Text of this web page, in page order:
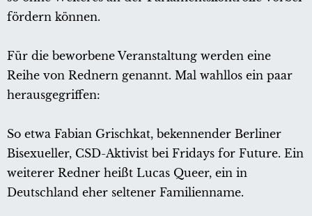
fördern können.
Für die beworbene Veranstaltung werden eine
Reihe von Rednern genannt. Mal wahllos ein paar
herausgegriffen:
So etwa Fabian Grischkat, bekennender Berliner
Bisexueller, CSD-Aktivist bei Fridays for Future. Ein
weiterer Redner heißt Lucas Queer, ein in
Deutschland eher seltener Familienname.